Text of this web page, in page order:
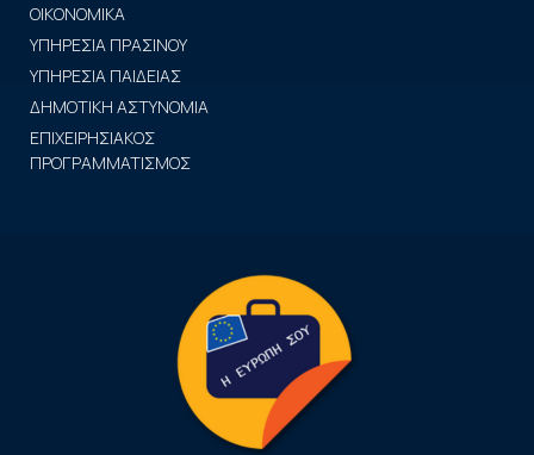
ΟΙΚΟΝΟΜΙΚΑ
ΥΠΗΡΕΣΙΑ ΠΡΑΣΙΝΟΥ
ΥΠΗΡΕΣΙΑ ΠΑΙΔΕΙΑΣ
ΔΗΜΟΤΙΚΗ ΑΣΤΥΝΟΜΙΑ
ΕΠΙΧΕΙΡΗΣΙΑΚΟΣ
ΠΡΟΓΡΑΜΜΑΤΙΣΜΟΣ